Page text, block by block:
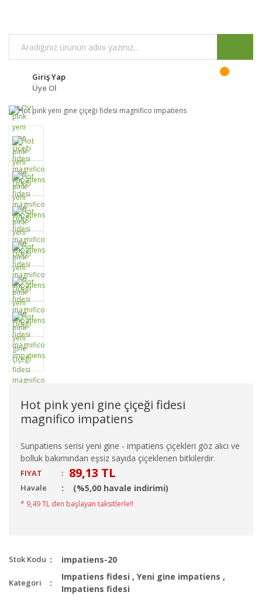
Giriş Yap
Üye Ol
Hot pink yeni gine çiçeği fidesi
magnifico impatiens
Sunpatiens serisi yeni gine - impatiens çiçekleri göz alıcı ve
bolluk bakımından eşsiz sayıda çiçeklenen bitkilerdir.
FIYAT : 89,13 TL
Havale (%5,00 havale indirimi)
* 9,49 TL den başlayan taksitlerle!!
Stok Kodu impatiens-20
Kategori
Impatiens fidesi , Yeni gine impatiens ,
Impatiens fidesi